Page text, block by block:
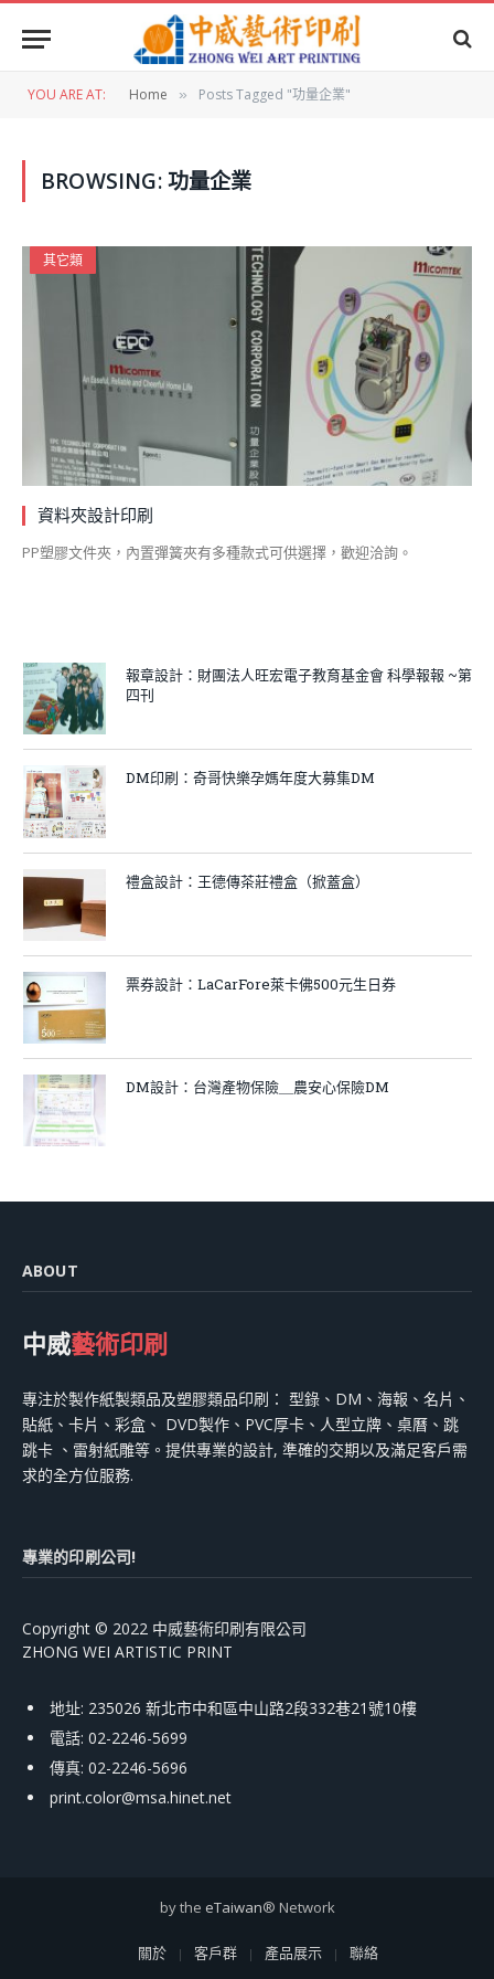
YOU ARE AT: Home » Posts Tagged "功量企業"
BROWSING:功量企業
其它類
資料夾設計印刷
PP塑膠文件夾，內置彈簧夾有多種款式可供選擇，歡迎洽詢。
報章設計：財團法人旺宏電子教育基金會 科學報報 ~第
四刊
DM印刷：奇哥快樂孕媽年度大募集DM
禮盒設計：王德傳茶莊禮盒（掀蓋盒）
票券設計：LaCarFore萊卡佛500元生日券
DM設計：台灣產物保險＿農安心保險DM
ABOUT
中威藝術印刷
專注於製作紙製類品及塑膠類品印刷： 型錄、DM、海報、名片、
貼紙、卡片、彩盒、 DVD製作、PVC厚卡、人型立牌、桌曆、跳
跳卡 、雷射紙雕等。提供專業的設計, 準確的交期以及滿足客戶需
求的全方位服務.
專業的印刷公司!
Copyright © 2022 中威藝術印刷有限公司
ZHONG WEI ARTISTIC PRINT
地址: 235026 新北市中和區中山路2段332巷21號10樓
電話: 02-2246-5699
傳真: 02-2246-5696
print.color@msa.hinet.net
by the eTaiwan® Network
關於 客戶群 產品展示 聯絡